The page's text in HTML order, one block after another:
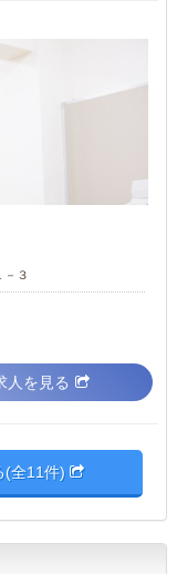
－３
人を見る
(全11件)